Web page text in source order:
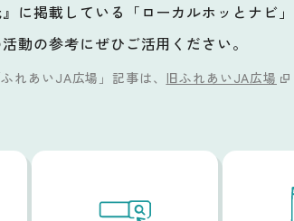
に掲載している「ローカルホッとナビ
動の参考にぜひご活用ください。
れあいJA広場」記事は、 旧ふれあいJA広場